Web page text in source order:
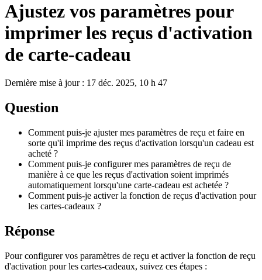
Ajustez vos paramètres pour
imprimer les reçus d'activation
de carte-cadeau
Dernière mise à jour : 17 déc. 2025, 10 h 47
Question
Comment puis-je ajuster mes paramètres de reçu et faire en
sorte qu'il imprime des reçus d'activation lorsqu'un cadeau est
acheté ?
Comment puis-je configurer mes paramètres de reçu de
manière à ce que les reçus d'activation soient imprimés
automatiquement lorsqu'une carte-cadeau est achetée ?
Comment puis-je activer la fonction de reçus d'activation pour
les cartes-cadeaux ?
Réponse
Pour configurer vos paramètres de reçu et activer la fonction de reçu
d'activation pour les cartes-cadeaux, suivez ces étapes :